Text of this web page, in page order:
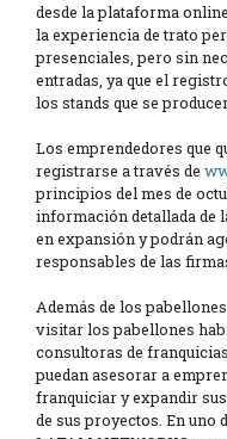
desde la plataforma
la experiencia de trato
presenciales, pero sin
entradas, ya que el
los stands que se
Los emprendedores que
registrarse a través de
principios del mes de
información detallada de
en expansión y podrán
responsables de las
Además de los
visitar los pabellones
consultoras de
puedan asesorar a
franquiciar y expandir
de sus proyectos. En uno